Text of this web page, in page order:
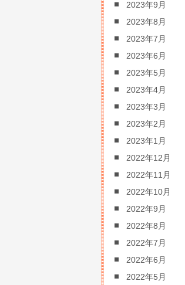
2023年9月
2023年8月
2023年7月
2023年6月
2023年5月
2023年4月
2023年3月
2023年2月
2023年1月
2022年12月
2022年11月
2022年10月
2022年9月
2022年8月
2022年7月
2022年6月
2022年5月